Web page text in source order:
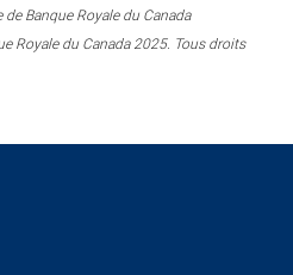
Banque Royale du Canada
Royale du Canada 2025. Tous droits